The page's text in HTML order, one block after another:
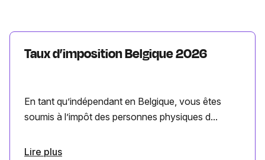
Taux d’imposition Belgique 2026
En tant qu’indépendant en Belgique, vous êtes
soumis à l’impôt des personnes physiques d...
Lire plus